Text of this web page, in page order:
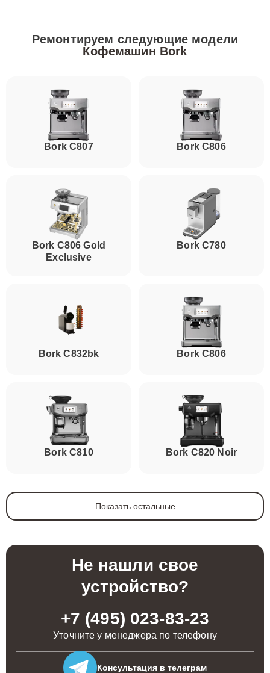
Ремонтируем следующие модели
Кофемашин Bork
Bork C807 Bork C806
Bork C806 Gold
Exclusive
Bork C780
Bork C832bk Bork C806
Bork C810 Bork C820 Noir
Показать остальные
Не нашли свое
устройство?
+7 (495) 023-83-23
Уточните у менеджера по телефону
Консультация в телеграм